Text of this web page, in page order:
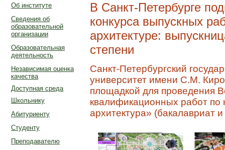
Об институте
Сведения об
образовательной
организации
Образовательная
деятельность
Независимая оценка
качества
Доступная среда
Школьнику
Абитуриенту
Студенту
Преподавателю
В Санкт-Петербурге
конкурса выпускных
архитектуре:
степени
Санкт-Петербургский
университет имени С.М.
площадкой для проведения
квалификационных работ
архитектура» (бакалавриат